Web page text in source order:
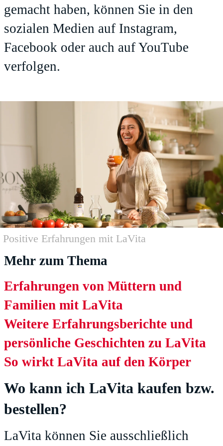
gemacht haben, können Sie in den
sozialen Medien auf Instagram,
Facebook oder auch auf YouTube
verfolgen.
Positive Erfahrungen mit LaVita
Mehr zum Thema
Erfahrungen von Müttern und
Familien mit LaVita
Weitere Erfahrungsberichte und
persönliche Geschichten zu LaVita
So wirkt LaVita auf den Körper
Wo kann ich LaVita kaufen bzw.
bestellen?
LaVita können Sie ausschließlich